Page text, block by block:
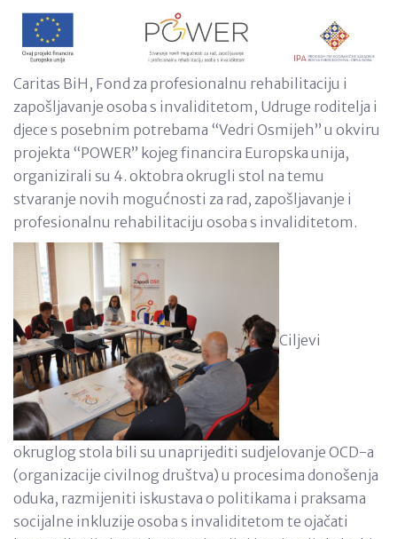
Caritas BiH, Fond za profesionalnu rehabilitaciju i
zapošljavanje osoba s invaliditetom, Udruge roditelja i
djece s posebnim potrebama “Vedri Osmijeh” u okviru
projekta “POWER” kojeg financira Europska unija,
organizirali su 4. oktobra okrugli stol na temu
stvaranje novih mogućnosti za rad, zapošljavanje i
profesionalnu rehabilitaciju osoba s invaliditetom.
Ciljevi
okruglog stola bili su unaprijediti sudjelovanje OCD-a
(organizacije civilnog društva) u procesima donošenja
oduka, razmijeniti iskustava o politikama i praksama
socijalne inkluzije osoba s invaliditetom te ojačati